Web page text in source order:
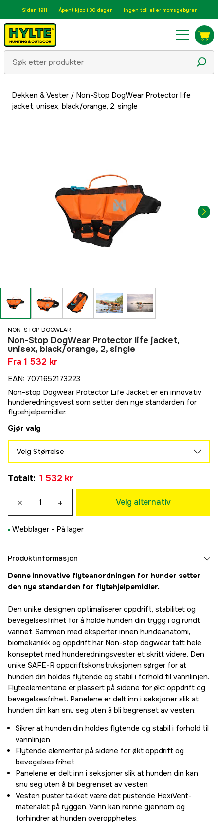
Siden 1911 Åpent kjøp i 30 dager Ingen toll eller momsgebyrer
Dekken & Vester/ Non-Stop DogWear Protector life
jacket, unisex, black/orange, 2, single
NON-STOP DOGWEAR
Non-Stop DogWear Protector life jacket,
unisex, black/orange, 2, single
Fra 1 532 kr
EAN: 7071652173223
Non-stop Dogwear Protector Life Jacket er en innovativ
hunderedningsvest som setter den nye standarden for
flytehjelpemidler.
Gjør valg
Velg Størrelse
1 532 kr
3
1 532 kr
1 532 kr
1 736 kr
6
7
1 736 kr
Totalt: 1 532 kr
× + Velg alternativ
Webblager - På lager
Produktinformasjon
Denne innovative flyteanordningen for hunder setter
den nye standarden for flytehjelpemidler.
Den unike designen optimaliserer oppdrift, stabilitet og
bevegelsesfrihet for å holde hunden din trygg i og rundt
vannet. Sammen med eksperter innen hundeanatomi,
biomekanikk og oppdrift har Non-stop dogwear tatt hele
konseptet med hunderedningsvester et skritt videre. Den
unike SAFE-R oppdriftskonstruksjonen sørger for at
hunden din holdes flytende og stabil i forhold til vannlinjen.
Flyteelementene er plassert på sidene for økt oppdrift og
bevegelsesfrihet. Panelene er delt inn i seksjoner slik at
hunden din kan snu seg uten å bli begrenset av vesten.
Sikrer at hunden din holdes flytende og stabil i forhold til
vannlinjen
Flytende elementer på sidene for økt oppdrift og
bevegelsesfrihet
Panelene er delt inn i seksjoner slik at hunden din kan
snu seg uten å bli begrenset av vesten
Vesten puster takket være det pustende HexiVent-
materialet på ryggen. Vann kan renne gjennom og
forhindrer at hunden overopphetes.